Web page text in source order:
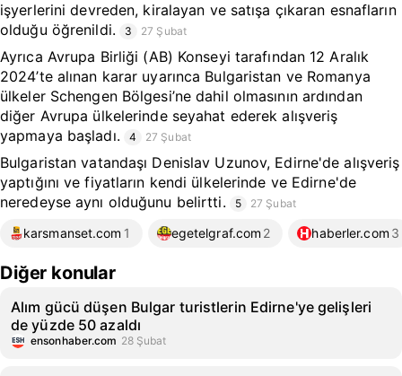
işyerlerini devreden, kiralayan ve satışa çıkaran esnafların
olduğu öğrenildi.
3 27 Şubat
Ayrıca Avrupa Birliği (AB) Konseyi tarafından 12 Aralık
2024’te alınan karar uyarınca Bulgaristan ve Romanya
ülkeler Schengen Bölgesi’ne dahil olmasının ardından
diğer Avrupa ülkelerinde seyahat ederek alışveriş
yapmaya başladı.
4 27 Şubat
Bulgaristan vatandaşı Denislav Uzunov, Edirne'de alışveriş
yaptığını ve fiyatların kendi ülkelerinde ve Edirne'de
neredeyse aynı olduğunu belirtti.
5 27 Şubat
karsmanset.com 1 egetelgraf.com 2 haberler.com 3
Diğer konular
Alım gücü düşen Bulgar turistlerin Edirne'ye gelişleri
de yüzde 50 azaldı
ensonhaber.com 28 Şubat